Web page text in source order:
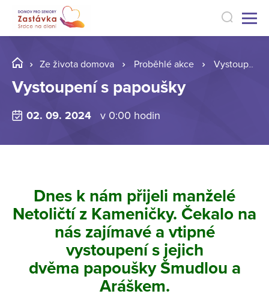
Ze života domova Proběhlé akce Vystoupení s papoušky
Vystoupení s papoušky
02. 09. 2024 v 0:00 hodin
Dnes k nám přijeli manželé
Netoličtí z Kameničky. Čekalo na
nás zajímavé a vtipné
vystoupení s jejich
dvěma papoušky Šmudlou a
Aráškem.